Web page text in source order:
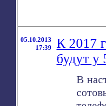
05.10.2013
17:39
К 2017
будут у
В